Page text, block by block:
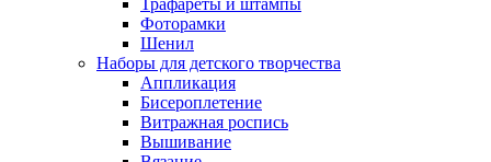
Трафареты и штампы
Фоторамки
Шенил
Наборы для детского творчества
Аппликация
Бисероплетение
Витражная роспись
Вышивание